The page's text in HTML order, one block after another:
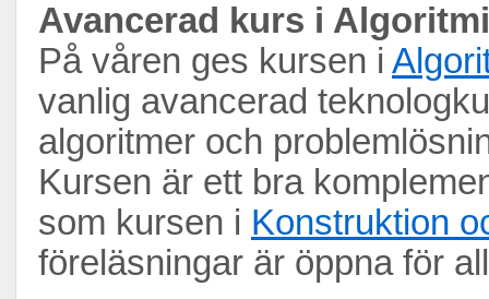
Avancerad kurs i
På våren ges kursen i
vanlig avancerad
algoritmer och
Kursen är ett bra
som kursen i Konstruktion
föreläsningar är öppna för